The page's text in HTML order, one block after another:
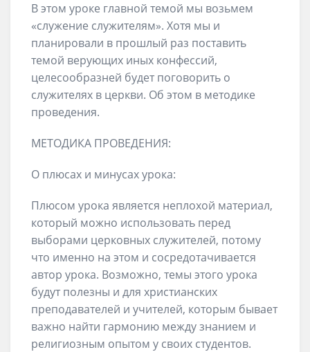
В этом уроке главной темой мы возьмем
«служение служителям». Хотя мы и
планировали в прошлый раз поставить
темой верующих иных конфессий,
целесообразней будет поговорить о
служителях в церкви. Об этом в методике
проведения.
МЕТОДИКА ПРОВЕДЕНИЯ:
О плюсах и минусах урока:
Плюсом урока является неплохой материал,
который можно использовать перед
выборами церковных служителей, потому
что именно на этом и сосредотачивается
автор урока. Возможно, темы этого урока
будут полезны и для христианских
преподавателей и учителей, которым бывает
важно найти гармонию между знанием и
религиозным опытом у своих студентов.